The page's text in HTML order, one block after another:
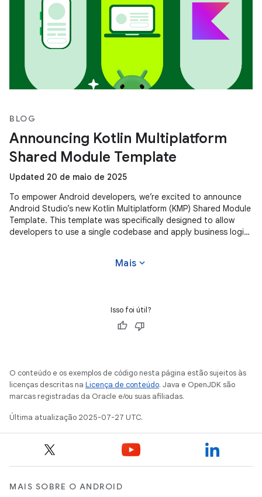
BLOG
Announcing Kotlin Multiplatform
Shared Module Template
Updated 20 de maio de 2025
To empower Android developers, we’re excited to announce
Android Studio’s new Kotlin Multiplatform (KMP) Shared Module
Template. This template was specifically designed to allow
developers to use a single codebase and apply business logic
Mais expand_more
Isso foi útil?
O conteúdo e os exemplos de código nesta página estão sujeitos às
licenças descritas na Licença de conteúdo. Java e OpenJDK são
marcas registradas da Oracle e/ou suas afiliadas.
Última atualização 2025-07-27 UTC.
MAIS SOBRE O ANDROID